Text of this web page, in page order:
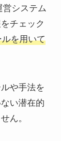
システム
チェック
を用いて
や手法を
い潜在的
ん。